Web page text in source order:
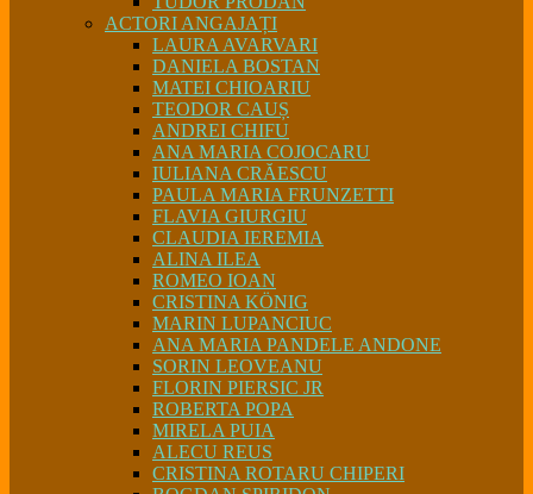
ACTORI ANGAJAȚI
LAURA AVARVARI
DANIELA BOSTAN
MATEI CHIOARIU
TEODOR CAUȘ
ANDREI CHIFU
ANA MARIA COJOCARU
IULIANA CRĂESCU
PAULA MARIA FRUNZETTI
FLAVIA GIURGIU
CLAUDIA IEREMIA
ALINA ILEA
ROMEO IOAN
CRISTINA KÖNIG
MARIN LUPANCIUC
ANA MARIA PANDELE ANDONE
SORIN LEOVEANU
FLORIN PIERSIC JR
ROBERTA POPA
MIRELA PUIA
ALECU REUS
CRISTINA ROTARU CHIPERI